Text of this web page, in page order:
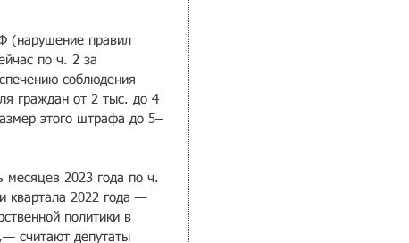
(нарушение правил
по ч. 2 за
соблюдения
граждан от 2 тыс. до 4
этого штрафа до 5–
месяцев 2023 года по ч.
квартала 2022 года —
политики в
считают депутаты